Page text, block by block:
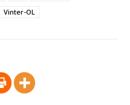
Vinter-OL